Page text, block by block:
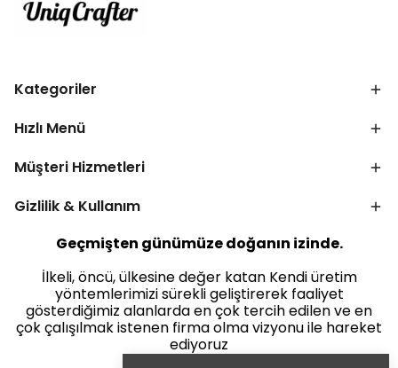
Kategoriler
Hızlı Menü
Müşteri Hizmetleri
Gizlilik & Kullanım
Geçmişten günümüze doğanın izinde.
İlkeli, öncü, ülkesine değer katan Kendi üretim
yöntemlerimizi sürekli geliştirerek faaliyet
gösterdiğimiz alanlarda en çok tercih edilen ve en
çok çalışılmak istenen firma olma vizyonu ile hareket
ediyoruz